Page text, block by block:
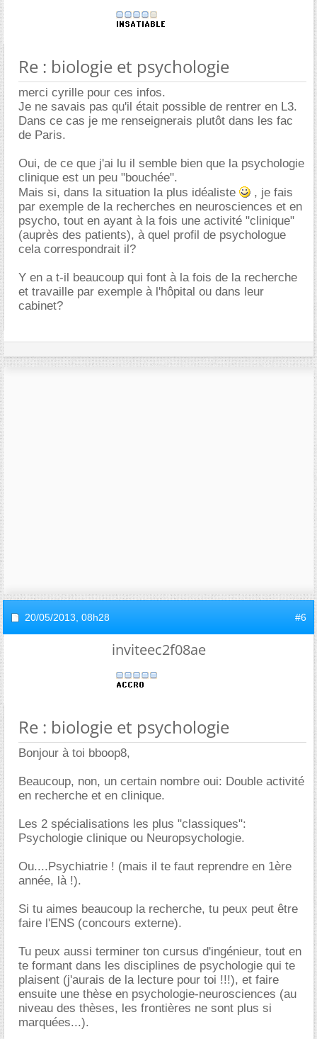
Re : biologie et psychologie
merci cyrille pour ces infos.
Je ne savais pas qu'il était possible de rentrer en L3.
Dans ce cas je me renseignerais plutôt dans les fac
de Paris.
Oui, de ce que j'ai lu il semble bien que la psychologie
clinique est un peu "bouchée".
Mais si, dans la situation la plus idéaliste
, je fais
par exemple de la recherches en neurosciences et en
psycho, tout en ayant à la fois une activité "clinique"
(auprès des patients), à quel profil de psychologue
cela correspondrait il?
Y en a t-il beaucoup qui font à la fois de la recherche
et travaille par exemple à l'hôpital ou dans leur
cabinet?
20/05/2013, 08h28 #6
inviteec2f08ae
Re : biologie et psychologie
Bonjour à toi bboop8,
Beaucoup, non, un certain nombre oui: Double activité
en recherche et en clinique.
Les 2 spécialisations les plus "classiques":
Psychologie clinique ou Neuropsychologie.
Ou....Psychiatrie ! (mais il te faut reprendre en 1ère
année, là !).
Si tu aimes beaucoup la recherche, tu peux peut être
faire l'ENS (concours externe).
Tu peux aussi terminer ton cursus d'ingénieur, tout en
te formant dans les disciplines de psychologie qui te
plaisent (j'aurais de la lecture pour toi !!!), et faire
ensuite une thèse en psychologie-neurosciences (au
niveau des thèses, les frontières ne sont plus si
marquées...).